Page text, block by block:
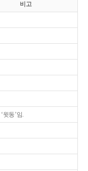
비고
윗동’임.